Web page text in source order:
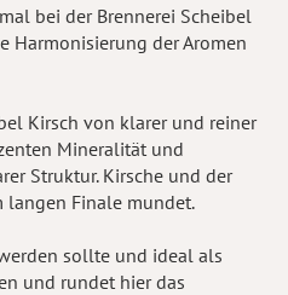
bei der Brennerei Scheibel
Harmonisierung der Aromen
Kirsch von klarer und reiner
Mineralität und
Struktur. Kirsche und der
langen Finale mundet.
sollte und ideal als
und rundet hier das